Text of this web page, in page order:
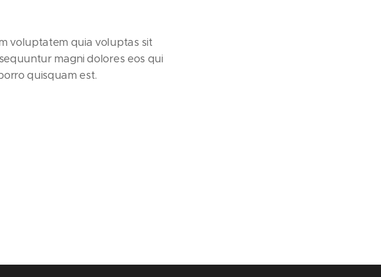
voluptatem quia voluptas sit
magni dolores eos qui
quisquam est.